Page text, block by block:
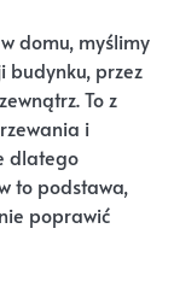
domu, myślimy
budynku, przez
To z
i
dlatego
to podstawa,
poprawić